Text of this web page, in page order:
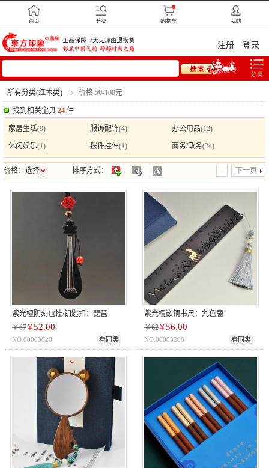
注册 登录
所有分类(红木类) 价格:50-100元
找到相关宝贝 24 件
家居生活(9) 服饰配饰(4) 办公用品(12)
休闲娱乐(1) 摆件挂件(1) 商务/政务(24)
价格： 选择 排序方式： 下一页
紫光檀阴刻包挂/钥匙扣：琵琶
￥67￥52.00
NO.00003620 看同类
紫光檀嵌铜书尺：九色鹿
￥62￥56.00
NO.00003268 看同类